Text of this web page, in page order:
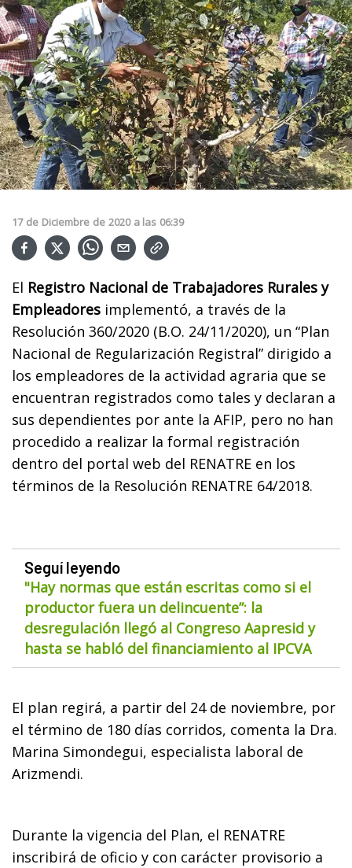
17 de Diciembre de 2020 a las 06:39
El Registro Nacional de Trabajadores Rurales y
Empleadores implementó, a través de la
Resolución 360/2020 (B.O. 24/11/2020), un “Plan
Nacional de Regularización Registral” dirigido a
los empleadores de la actividad agraria que se
encuentran registrados como tales y declaran a
sus dependientes por ante la AFIP, pero no han
procedido a realizar la formal registración
dentro del portal web del RENATRE en los
términos de la Resolución RENATRE 64/2018.
Seguí leyendo
"Hay normas que están escritas como si el
productor fuera un delincuente”: la
desregulación llegó al Congreso Aapresid y
hasta se habló del financiamiento al IPCVA
El plan regirá, a partir del 24 de noviembre, por
el término de 180 días corridos, comenta la Dra.
Marina Simondegui, especialista laboral de
Arizmendi.
Durante la vigencia del Plan, el RENATRE
inscribirá de oficio y con carácter provisorio a